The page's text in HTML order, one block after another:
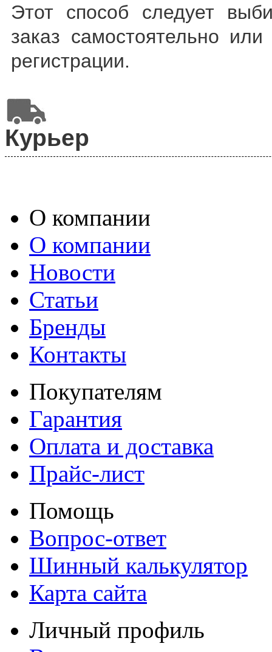
Этот способ следует
заказ самостоятельно
регистрации.
Курьер
О компании
О компании
Новости
Статьи
Бренды
Контакты
Покупателям
Гарантия
Оплата и доставка
Прайс-лист
Помощь
Вопрос-ответ
Шинный калькулятор
Карта сайта
Личный профиль